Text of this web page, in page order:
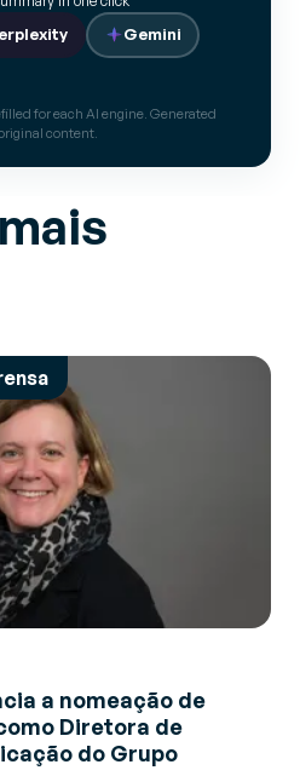
Gemini
for each AI engine. Generated
content.
a nomeação de
Diretora de
do Grupo